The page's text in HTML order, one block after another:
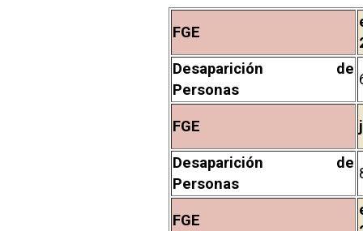
FGE
Desaparición de
Personas
FGE
Desaparición de
Personas
FGE